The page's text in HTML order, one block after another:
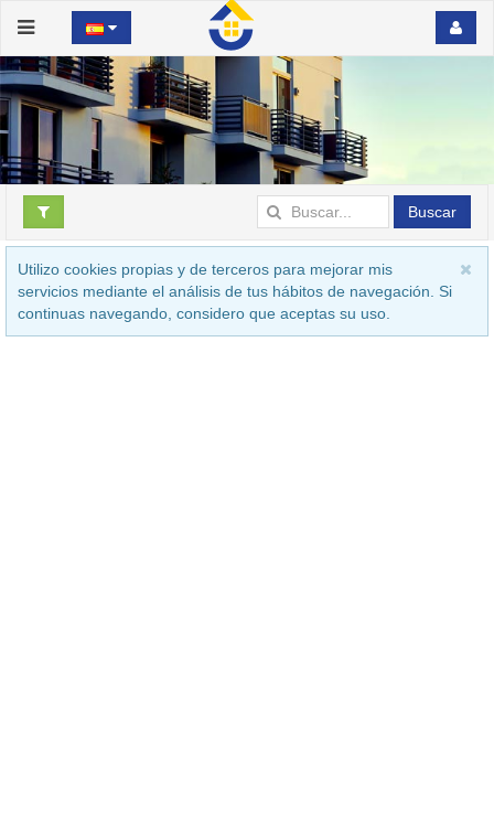
Buscar
Utilizo cookies propias y de terceros para mejorar mis
servicios mediante el análisis de tus hábitos de navegación. Si
continuas navegando, considero que aceptas su uso.